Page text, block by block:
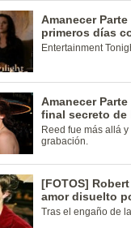
Amanecer
primeros días
Entertainment
Amanecer
final secreto de
Reed fue más allá
grabación.
[FOTOS]
amor disuelto
Tras el engaño de